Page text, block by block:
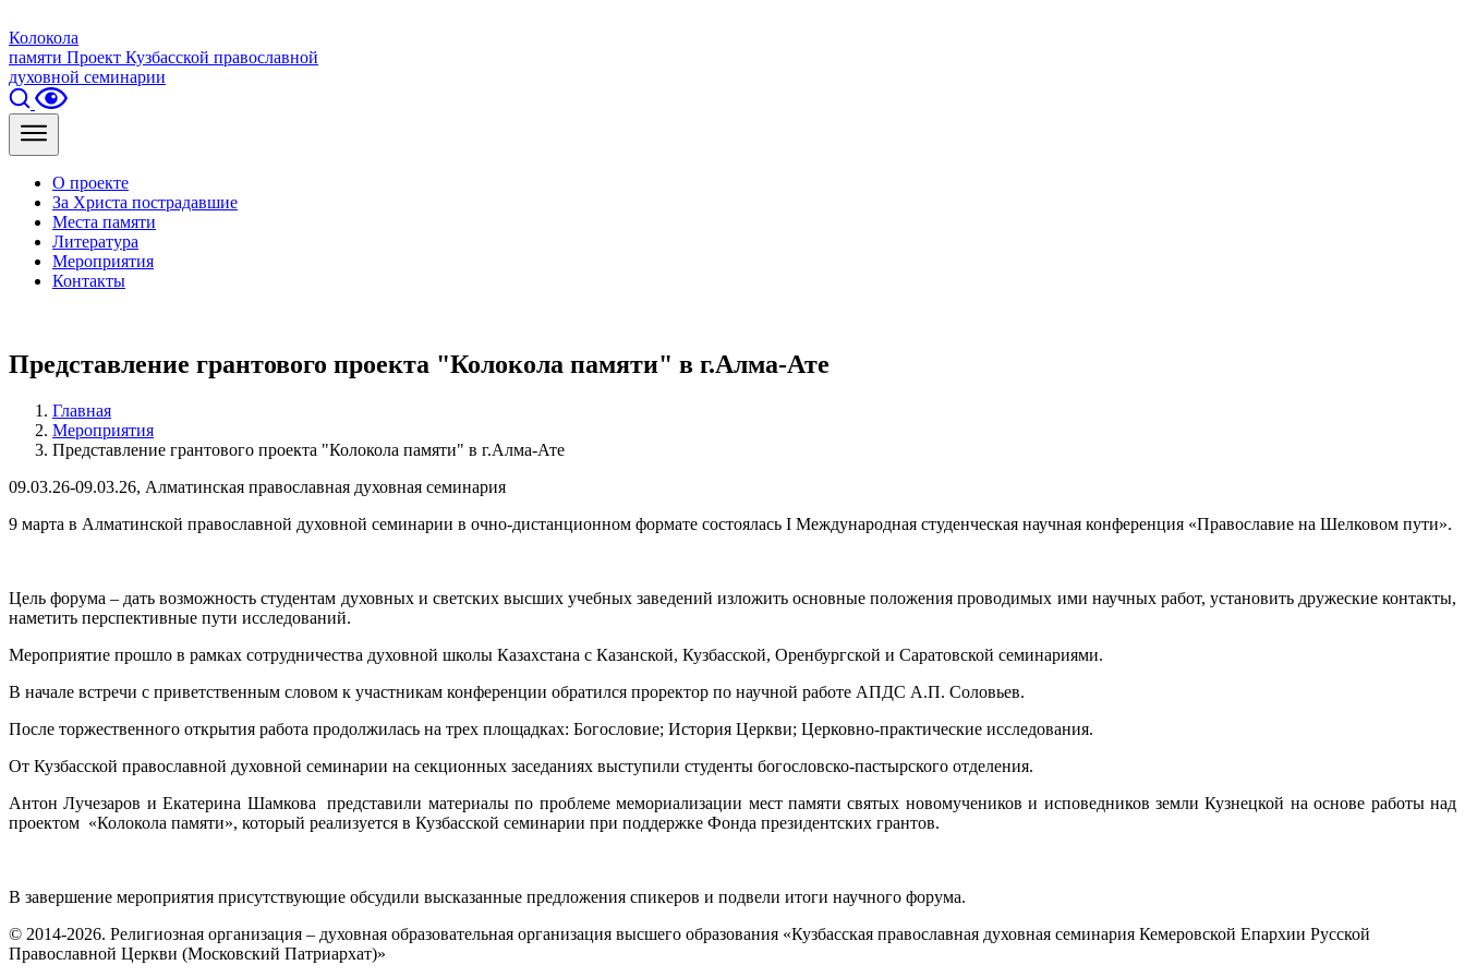
Колокола
памяти Проект Кузбасской православной
духовной семинарии
О проекте
За Христа пострадавшие
Места памяти
Литература
Мероприятия
Контакты
Представление грантового проекта "Колокола памяти" в г.Алма-Ате
Главная
Мероприятия
Представление грантового проекта "Колокола памяти" в г.Алма-Ате
09.03.26-09.03.26, Алматинская православная духовная семинария
9 марта в Алматинской православной духовной семинарии в очно-дистанционном формате состоялась I Международная студенческая научная конференция «Православие на Шелковом пути».
Цель форума – дать возможность студентам духовных и светских высших учебных заведений изложить основные положения проводимых ими научных работ, установить дружеские контакты,
наметить перспективные пути исследований.
Мероприятие прошло в рамках сотрудничества духовной школы Казахстана с Казанской, Кузбасской, Оренбургской и Саратовской семинариями.
В начале встречи с приветственным словом к участникам конференции обратился проректор по научной работе АПДС А.П. Соловьев.
После торжественного открытия работа продолжилась на трех площадках: Богословие; История Церкви; Церковно-практические исследования.
От Кузбасской православной духовной семинарии на секционных заседаниях выступили студенты богословско-пастырского отделения.
Антон Лучезаров и Екатерина Шамкова представили материалы по проблеме мемориализации мест памяти святых новомучеников и исповедников земли Кузнецкой на основе работы над
проектом «Колокола памяти», который реализуется в Кузбасской семинарии при поддержке Фонда президентских грантов.
В завершение мероприятия присутствующие обсудили высказанные предложения спикеров и подвели итоги научного форума.
© 2014-2026. Религиозная организация – духовная образовательная организация высшего образования «Кузбасская православная духовная семинария Кемеровской Епархии Русской
Православной Церкви (Московский Патриархат)»